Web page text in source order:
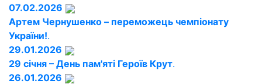
07.02.2026
Артем Чернушенко – переможець чемпіонату
України!.
29.01.2026
29 січня – День пам'яті Героїв Крут.
26.01.2026